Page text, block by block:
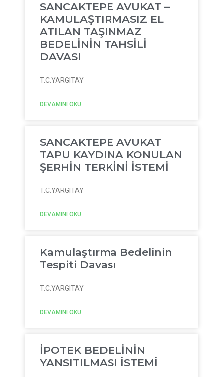
SANCAKTEPE AVUKAT –
KAMULAŞTIRMASIZ EL
ATILAN TAŞINMAZ
BEDELİNİN TAHSİLİ
DAVASI
T.C.YARGITAY
DEVAMINI OKU
SANCAKTEPE AVUKAT
TAPU KAYDINA KONULAN
ŞERHİN TERKİNİ İSTEMİ
T.C.YARGITAY
DEVAMINI OKU
Kamulaştırma Bedelinin
Tespiti Davası
T.C.YARGITAY
DEVAMINI OKU
İPOTEK BEDELİNİN
YANSITILMASI İSTEMİ